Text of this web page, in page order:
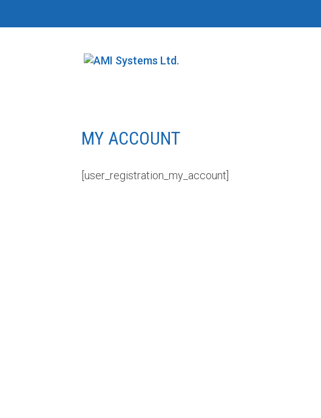
MY ACCOUNT
[user_registration_my_account]